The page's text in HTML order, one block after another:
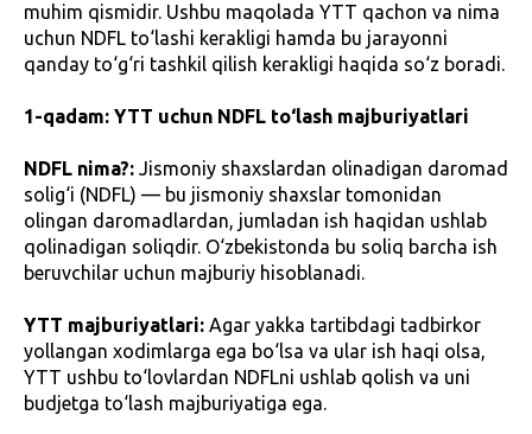
muhim qismidir. Ushbu maqolada YTT qachon va nima
uchun NDFL to‘lashi kerakligi hamda bu jarayonni
qanday to‘g‘ri tashkil qilish kerakligi haqida so‘z boradi.
1-qadam: YTT uchun NDFL to‘lash majburiyatlari
NDFL nima?: Jismoniy shaxslardan olinadigan daromad
solig‘i (NDFL) — bu jismoniy shaxslar tomonidan
olingan daromadlardan, jumladan ish haqidan ushlab
qolinadigan soliqdir. O‘zbekistonda bu soliq barcha ish
beruvchilar uchun majburiy hisoblanadi.
YTT majburiyatlari: Agar yakka tartibdagi tadbirkor
yollangan xodimlarga ega bo‘lsa va ular ish haqi olsa,
YTT ushbu to‘lovlardan NDFLni ushlab qolish va uni
budjetga to‘lash majburiyatiga ega.